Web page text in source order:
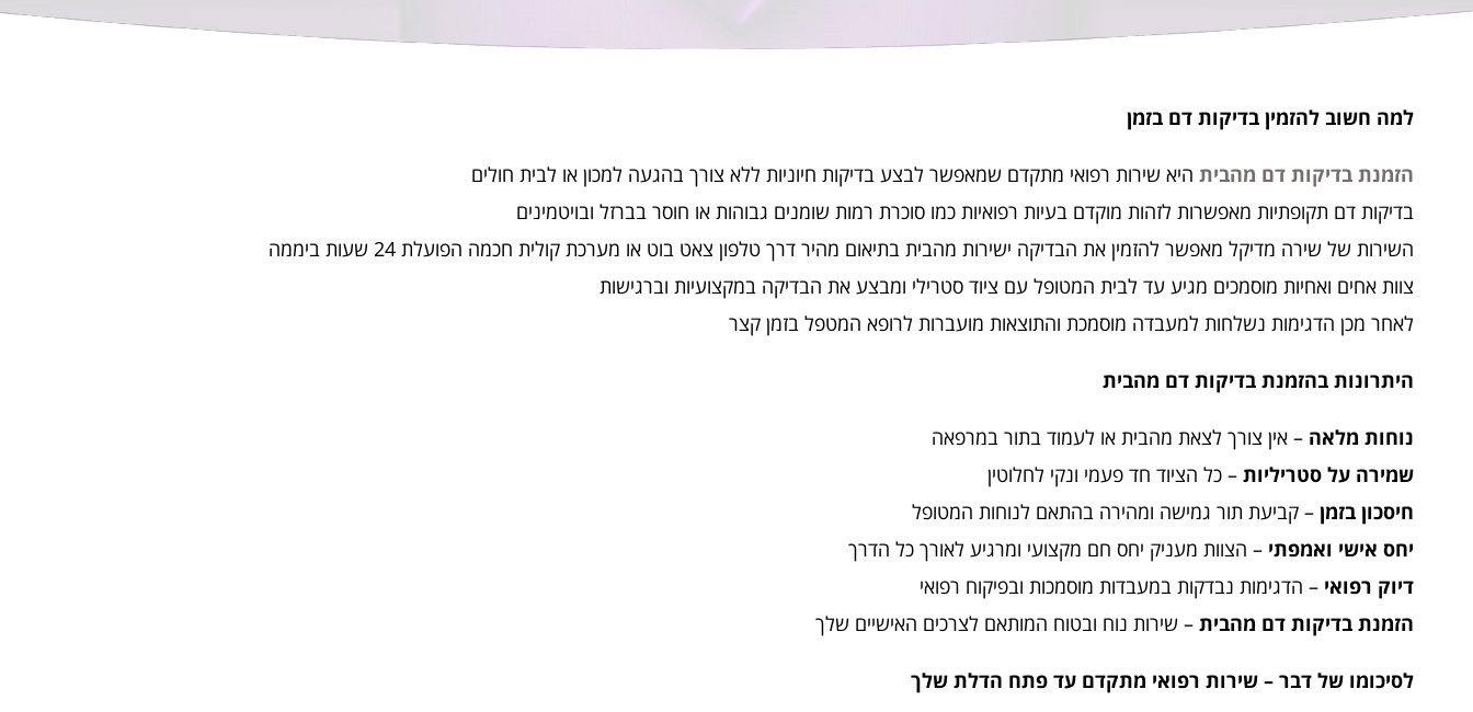
למה חשוב להזמין בדיקות דם בזמן
הזמנת בדיקות דם מהביתהיא שירות רפואי מתקדם שמאפשר לבצע בדיקות חיוניות ללא צורך בהגעה למכון או לבית חולים
בדיקות דם תקופתיות מאפשרות לזהות מוקדם בעיות רפואיות כמו סוכרת רמות שומנים גבוהות או חוסר בברזל ובויטמינים
השירות של שירה מדיקל מאפשר להזמין את הבדיקה ישירות מהבית בתיאום מהיר דרך טלפון צאט בוט או מערכת קולית חכמה הפועלת 24 שעות ביממה
צוות אחים ואחיות מוסמכים מגיע עד לבית המטופל עם ציוד סטרילי ומבצע את הבדיקה במקצועיות וברגישות
לאחר מכן הדגימות נשלחות למעבדה מוסמכת והתוצאות מועברות לרופא המטפל בזמן קצר
היתרונות בהזמנת בדיקות דם מהבית
נוחות מלאה – אין צורך לצאת מהבית או לעמוד בתור במרפאה
שמירה על סטריליות– כל הציוד חד פעמי ונקי לחלוטין
חיסכון בזמן– קביעת תור גמישה ומהירה בהתאם לנוחות המטופל
יחס אישי ואמפתי – הצוות מעניק יחס חם מקצועי ומרגיע לאורך כל הדרך
דיוק רפואי – הדגימות נבדקות במעבדות מוסמכות ובפיקוח רפואי
הזמנת בדיקות דם מהבית– שירות נוח ובטוח המותאם לצרכים האישיים שלך
לסיכומו של דבר – שירות רפואי מתקדם עד פתח הדלת שלך